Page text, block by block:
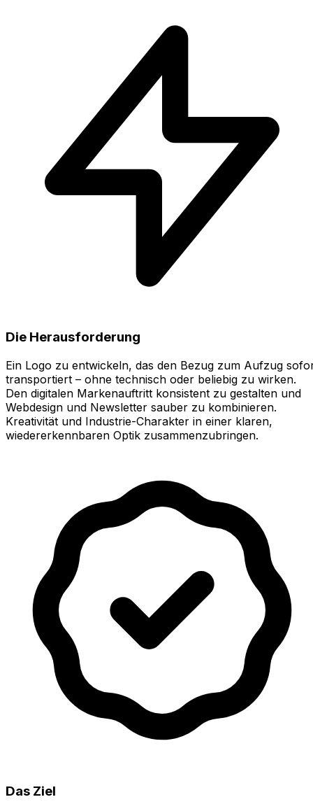
Die Herausforderung
Ein Logo zu entwickeln, das den Bezug zum Aufzug
transportiert – ohne technisch oder beliebig zu wirken.
Den digitalen Markenauftritt konsistent zu gestalten und
Webdesign und Newsletter sauber zu kombinieren.
Kreativität und Industrie-Charakter in einer klaren,
wiedererkennbaren Optik zusammenzubringen.
Das Ziel